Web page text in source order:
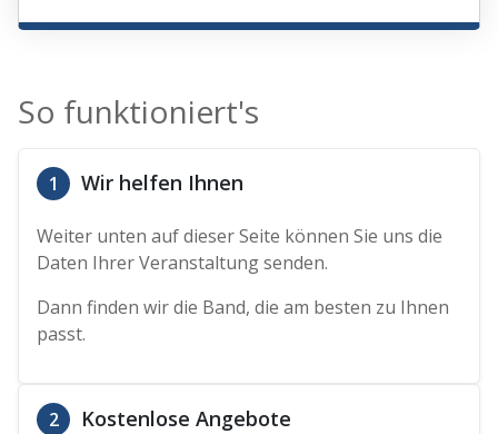
So funktioniert's
1 Wir helfen Ihnen
Weiter unten auf dieser Seite können Sie uns die
Daten Ihrer Veranstaltung senden.
Dann finden wir die Band, die am besten zu Ihnen
passt.
2 Kostenlose Angebote